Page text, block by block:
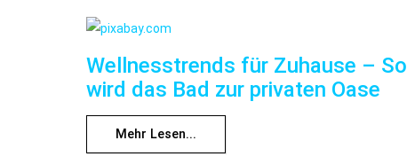
Wellnesstrends für Zuhause – So
wird das Bad zur privaten Oase
Mehr Lesen...